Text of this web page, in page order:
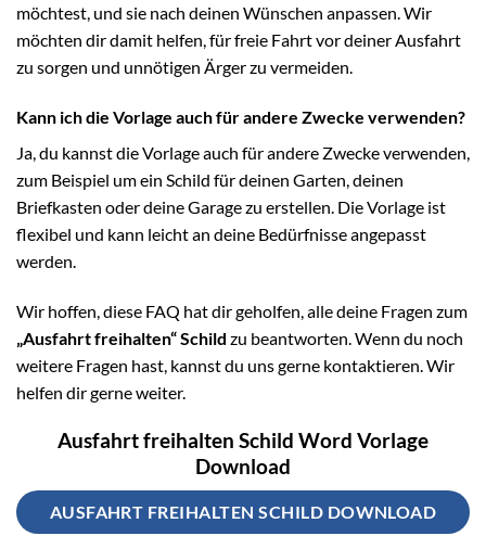
möchtest, und sie nach deinen Wünschen anpassen. Wir
möchten dir damit helfen, für freie Fahrt vor deiner Ausfahrt
zu sorgen und unnötigen Ärger zu vermeiden.
Kann ich die Vorlage auch für andere Zwecke verwenden?
Ja, du kannst die Vorlage auch für andere Zwecke verwenden,
zum Beispiel um ein Schild für deinen Garten, deinen
Briefkasten oder deine Garage zu erstellen. Die Vorlage ist
flexibel und kann leicht an deine Bedürfnisse angepasst
werden.
Wir hoffen, diese FAQ hat dir geholfen, alle deine Fragen zum
„Ausfahrt freihalten“ Schild zu beantworten. Wenn du noch
weitere Fragen hast, kannst du uns gerne kontaktieren. Wir
helfen dir gerne weiter.
Ausfahrt freihalten Schild Word Vorlage
Download
AUSFAHRT FREIHALTEN SCHILD DOWNLOAD